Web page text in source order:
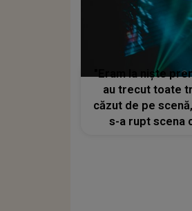
"Eram la niște
au trecut toate
căzut de pe
s-a rupt scena